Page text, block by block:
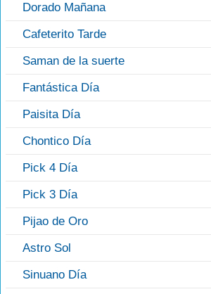
Dorado Mañana
Cafeterito Tarde
Saman de la suerte
Fantástica Día
Paisita Día
Chontico Día
Pick 4 Día
Pick 3 Día
Pijao de Oro
Astro Sol
Sinuano Día